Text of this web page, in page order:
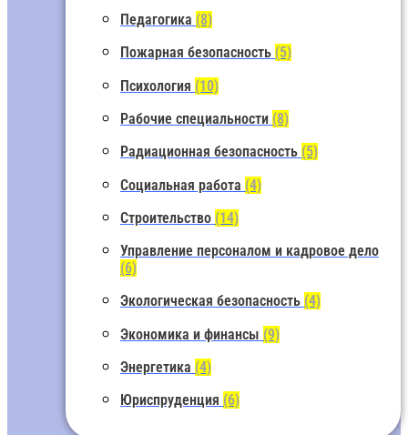
Педагогика (8)
Пожарная безопасность (5)
Психология (10)
Рабочие специальности (8)
Радиационная безопасность (5)
Социальная работа (4)
Строительство (14)
Управление персоналом и кадровое дело
(6)
Экологическая безопасность (4)
Экономика и финансы (9)
Энергетика (4)
Юриспруденция (6)